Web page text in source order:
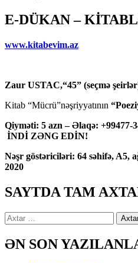
E-DÜKAN –
www.kitabevim.az
Zaur USTAC,“45” (seçmə
Kitab “Mücrü”nəşriyyatının
Qiyməti: 5 azn – Əlaqə: +99477-
İNDİ ZƏNG EDİN!
Nəşr göstəriciləri: 64 səhifə, A5,
2020
SAYTDA TAM
Axtarış:
ƏN SON